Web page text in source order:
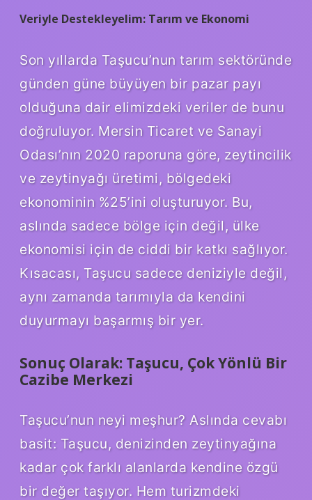
Veriyle Destekleyelim: Tarım ve Ekonomi
Son yıllarda Taşucu’nun tarım sektöründe
günden güne büyüyen bir pazar payı
olduğuna dair elimizdeki veriler de bunu
doğruluyor. Mersin Ticaret ve Sanayi
Odası’nın 2020 raporuna göre, zeytincilik
ve zeytinyağı üretimi, bölgedeki
ekonominin %25’ini oluşturuyor. Bu,
aslında sadece bölge için değil, ülke
ekonomisi için de ciddi bir katkı sağlıyor.
Kısacası, Taşucu sadece deniziyle değil,
aynı zamanda tarımıyla da kendini
duyurmayı başarmış bir yer.
Sonuç Olarak: Taşucu, Çok Yönlü Bir
Cazibe Merkezi
Taşucu’nun neyi meşhur? Aslında cevabı
basit: Taşucu, denizinden zeytinyağına
kadar çok farklı alanlarda kendine özgü
bir değer taşıyor. Hem turizmdeki